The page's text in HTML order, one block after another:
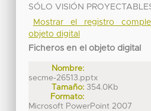
SÓLO VISIÓN
Mostrar el registro
objeto digital
Ficheros en el objeto digital
Nombre:
secme-26513.pptx
Tamaño: 354.0Kb
Formato:
Microsoft PowerPoint 2007